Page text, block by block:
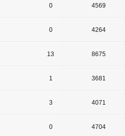
0 4569
0 4264
13 8675
1 3681
3 4071
0 4704